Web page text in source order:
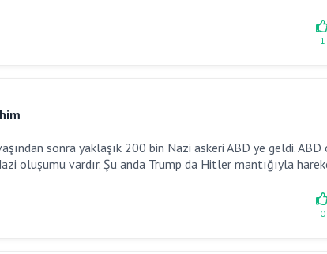
1
sonra yaklaşık 200 bin Nazi askeri ABD ye geldi. ABD
oluşumu vardır. Şu anda Trump da Hitler mantığıyla
0